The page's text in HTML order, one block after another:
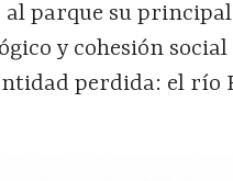
al parque su
y cohesión
perdida: el río